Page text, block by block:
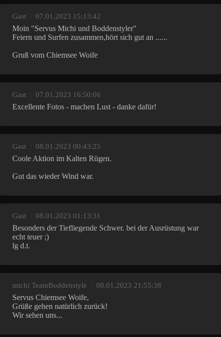
Gast 07.01.2023 15:13:42
Moin "Servus Michi und Boddenstyler"
Feiern und Surfen zusammen,hört sich gut an ......
Gruß vom Chiemsee Woife
Gast 07.01.2023 16:50:06
Excellente Fotos - machen Lust - danke dafür!
Gast 08.01.2023 00:43:25
Coole Aktion im Kalten Rügen.
Gut das wieder Wind war.
Gast 08.01.2023 01:13:31
Besonders der Tiefliegende Schwer. bei der Ausrüstung war
echt teuer ;)
lg d.t.
michi TeamBoddenstyle 08.01.2023 21:55:38
Servus Chiemsee Woife,
Grüße gehen natürlich zurück!
Wir sehen uns...